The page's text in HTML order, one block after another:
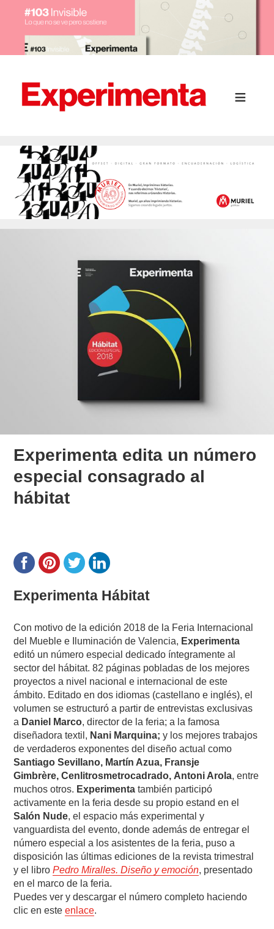
Experimenta edita un número
especial consagrado al
hábitat
Experimenta Hábitat
Con motivo de la edición 2018 de la Feria Internacional
del Mueble e Iluminación de Valencia, Experimenta
editó un número especial dedicado íntegramente al
sector del hábitat. 82 páginas pobladas de los mejores
proyectos a nivel nacional e internacional de este
ámbito. Editado en dos idiomas (castellano e inglés), el
volumen se estructuró a partir de entrevistas exclusivas
a Daniel Marco, director de la feria; a la famosa
diseñadora textil, Nani Marquina; y los mejores trabajos
de verdaderos exponentes del diseño actual como
Santiago Sevillano, Martín Azua, Fransje
Gimbrère, Cenlitrosmetrocadrado, Antoni Arola, entre
muchos otros. Experimenta también participó
activamente en la feria desde su propio estand en el
Salón Nude, el espacio más experimental y
vanguardista del evento, donde además de entregar el
número especial a los asistentes de la feria, puso a
disposición las últimas ediciones de la revista trimestral
y el libroPedro Miralles. Diseño y emoción, presentado
en el marco de la feria.
Puedes ver y descargar el número completo haciendo
clic en esteenlace.